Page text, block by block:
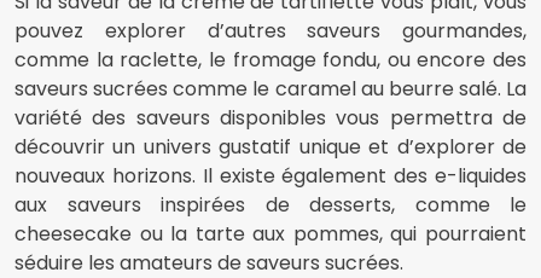
pouvez explorer d’autres saveurs gourmandes,
comme la raclette, le fromage fondu, ou encore des
saveurs sucrées comme le caramel au beurre salé. La
variété des saveurs disponibles vous permettra de
découvrir un univers gustatif unique et d’explorer de
nouveaux horizons. Il existe également des e-liquides
aux saveurs inspirées de desserts, comme le
cheesecake ou la tarte aux pommes, qui pourraient
séduire les amateurs de saveurs sucrées.